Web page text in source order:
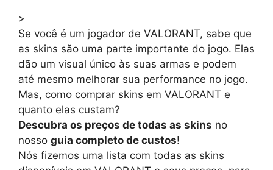
>
Se você é um jogador de VALORANT, sabe que
as skins são uma parte importante do jogo. Elas
dão um visual único às suas armas e podem
até mesmo melhorar sua performance no jogo.
Mas, como comprar skins em VALORANT e
quanto elas custam?
Descubra os preços de todas as skins no
nosso guia completo de custos!
Nós fizemos uma lista com todas as skins